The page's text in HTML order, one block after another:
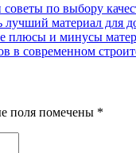
по выбору
лучший материал для
плюсы и минусы
в современном
поля помечены *